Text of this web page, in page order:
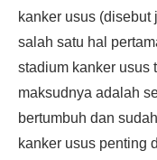
kanker usus (disebut
salah satu hal
stadium kanker usus
maksudnya adalah
bertumbuh dan
kanker usus penting